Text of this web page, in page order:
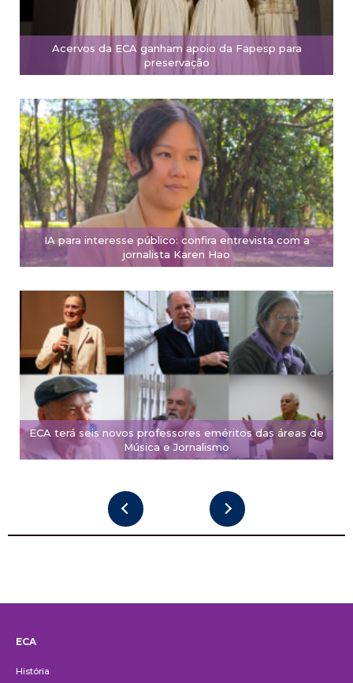
Acervos da ECA ganham apoio da Fapesp para
preservação
IA para interesse público: confira entrevista com a
jornalista Karen Hao
ECA terá seis novos professores eméritos das áreas de
Música e Jornalismo
ECA
História